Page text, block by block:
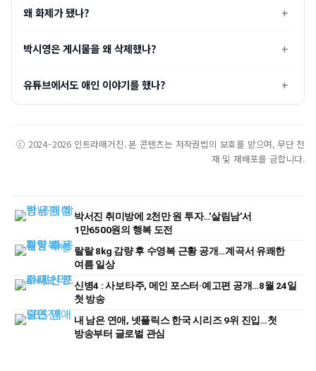
왜 화제가 됐나?
박시영은 게시물을 왜 삭제했나?
유튜브에서도 애인 이야기를 했나?
ⓒ 2024–2026 인트라매거진. 본 콘텐츠는 저작권법의 보호를 받으며, 무단 전
재 및 재배포를 금합니다.
박서진 취미방에 2천만 원 투자…'살림남'서
1만6500원의 행복 도전
랄랄 8kg 감량 후 수영복 근황 공개…계곡서 유쾌한
여름 일상
신병4 : 사보타주, 메인 포스터·예고편 공개…8월 24일
첫 방송
내 남은 연애, 넷플릭스 한국 시리즈 9위 진입…첫
방송부터 글로벌 관심